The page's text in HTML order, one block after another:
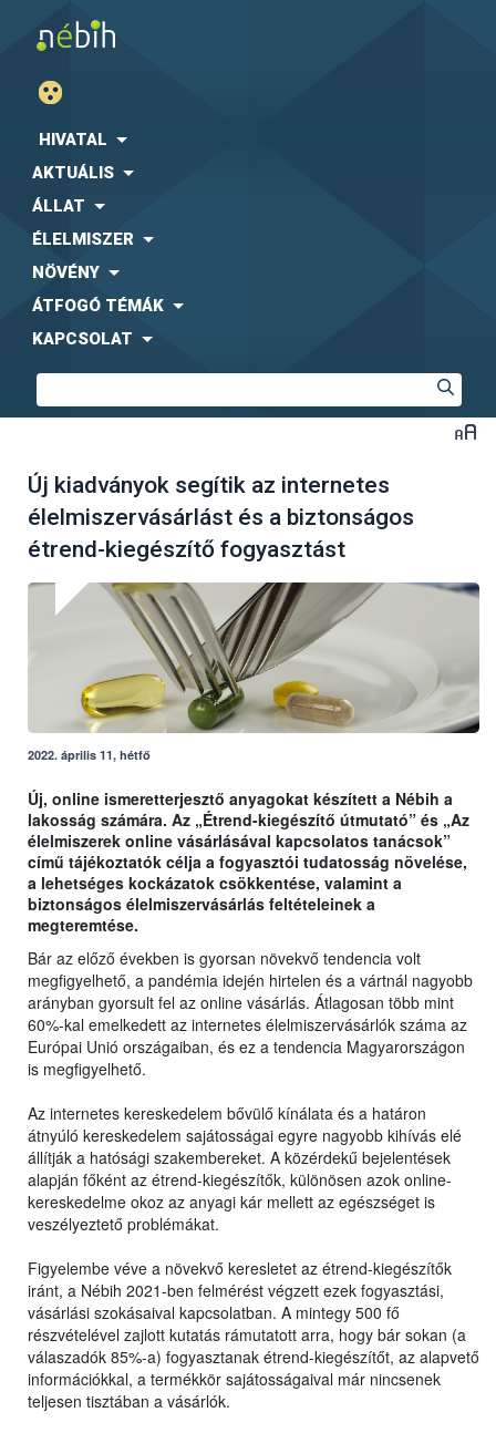
HIVATAL
AKTUÁLIS
ÁLLAT
ÉLELMISZER
NÖVÉNY
ÁTFOGÓ TÉMÁK
KAPCSOLAT
Új kiadványok segítik az internetes
élelmiszervásárlást és a biztonságos
étrend-kiegészítő fogyasztást
2022. április 11, hétfő
Új, online ismeretterjesztő anyagokat készített a Nébih a
lakosság számára. Az „Étrend-kiegészítő útmutató” és „Az
élelmiszerek online vásárlásával kapcsolatos tanácsok”
című tájékoztatók célja a fogyasztói tudatosság növelése,
a lehetséges kockázatok csökkentése, valamint a
biztonságos élelmiszervásárlás feltételeinek a
megteremtése.
Bár az előző években is gyorsan növekvő tendencia volt
megfigyelhető, a pandémia idején hirtelen és a vártnál nagyobb
arányban gyorsult fel az online vásárlás. Átlagosan több mint
60%-kal emelkedett az internetes élelmiszervásárlók száma az
Európai Unió országaiban, és ez a tendencia Magyarországon
is megfigyelhető.
Az internetes kereskedelem bővülő kínálata és a határon
átnyúló kereskedelem sajátosságai egyre nagyobb kihívás elé
állítják a hatósági szakembereket. A közérdekű bejelentések
alapján főként az étrend-kiegészítők, különösen azok online-
kereskedelme okoz az anyagi kár mellett az egészséget is
veszélyeztető problémákat.
Figyelembe véve a növekvő keresletet az étrend-kiegészítők
iránt, a Nébih 2021-ben felmérést végzett ezek fogyasztási,
vásárlási szokásaival kapcsolatban. A mintegy 500 fő
részvételével zajlott kutatás rámutatott arra, hogy bár sokan (a
válaszadók 85%-a) fogyasztanak étrend-kiegészítőt, az alapvető
információkkal, a termékkör sajátosságaival már nincsenek
teljesen tisztában a vásárlók.